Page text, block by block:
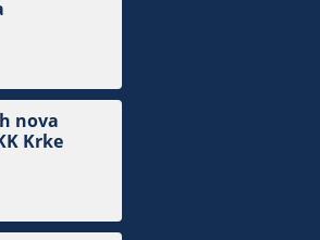
nova
Krke